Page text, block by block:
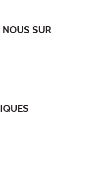
NOUS SUR